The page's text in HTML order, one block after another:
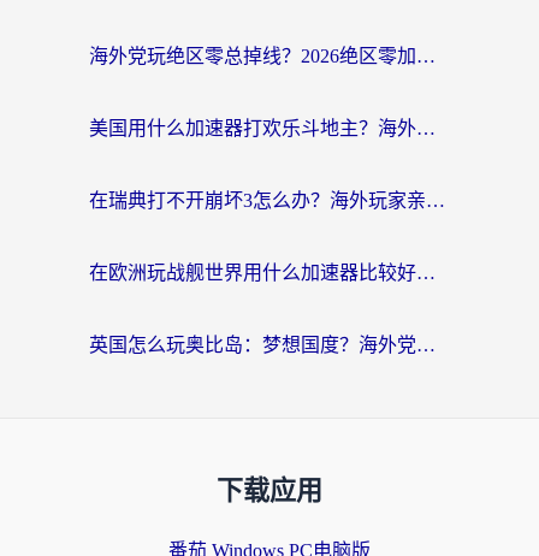
海外党玩绝区零总掉线？2026绝区零加速器推荐+跨平台国服游戏加速攻略
美国用什么加速器打欢乐斗地主？海外党亲测有效的国服游戏加速指南
在瑞典打不开崩坏3怎么办？海外玩家亲测有效的国服游戏加速指南
在欧洲玩战舰世界用什么加速器比较好用？老玩家亲测有效的低延迟方案
英国怎么玩奥比岛：梦想国度？海外党不卡攻略+加速器选择秘籍
下载应用
番茄 Windows PC电脑版